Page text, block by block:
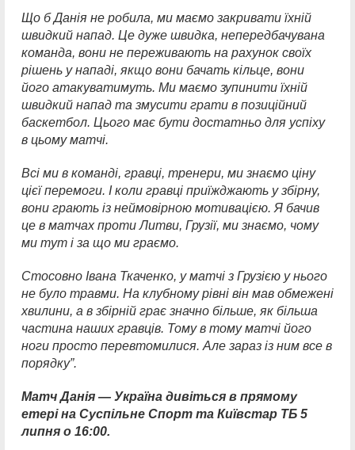
Що б Данія не робила, ми маємо закривати їхній
швидкий напад. Це дуже швидка, непередбачувана
команда, вони не переживають на рахунок своїх
рішень у нападі, якщо вони бачать кільце, вони
його атакуватимуть. Ми маємо зупинити їхній
швидкий напад та змусити грати в позиційний
баскетбол. Цього має бути достатньо для успіху
в цьому матчі.
Всі ми в команді, гравці, тренери, ми знаємо ціну
цієї перемоги. І коли гравці приїжджають у збірну,
вони грають із неймовірною мотивацією. Я бачив
це в матчах проти Литви, Грузії, ми знаємо, чому
ми тут і за що ми граємо.
Стосовно Івана Ткаченко, у матчі з Грузією у нього
не було травми. На клубному рівні він мав обмежені
хвилини, а в збірній грає значно більше, як більша
частина наших гравців. Тому в тому матчі його
ноги просто перевтомилися. Але зараз із ним все в
порядку”.
Матч Данія — Україна дивіться в прямому
етері на Суспільне Спорт та Київстар ТБ 5
липня о 16:00.